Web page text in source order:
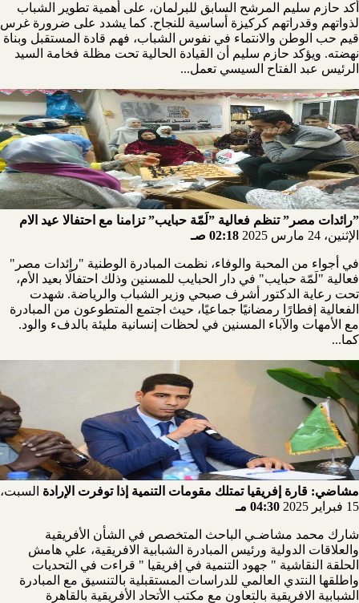
أكد حازم سليم المرشح السابق للبرلمان، على أهمية تطوير الشباب
لذواتهم وقدراتهم كركيزة أساسية للنجاح. كما يشدد على ضرورة غرس
قيم حب الوطن والانتماء في نفوس الشباب، فهم قادة المستقبل وبناة
نهضته. ويؤكد حازم سليم أن القيادة الحالية تحت مظلة فخامة السيد
الرئيس عبد الفتاح السيسي تعمل...
”رائدات مصر” تنظم فعالية ”لَمّة حبايب” تزامنا مع احتفالا عيد الام
الإثنين، 24 مارس 2025
02:18 صـ
في أجواء من المحبة والوفاء، نظمت المبادرة الوطنية "رائدات مصر"
فعالية "لَمّة حبايب" في دار الحبايب للمسنين وذلك احتفالًا بعيد الأم،
تحت رعاية الدكتور أشرف صبحي وزير الشباب والرياضة. شهدت
الفعالية إفطارًا رمضانيًا جماعيًا، حيث اجتمع المتطوعون من المبادرة
مع الأمهات والآباء المسنين في لحظات إنسانية مليئة بالدفء والود.
كما...
مشاضي: قارة إفريقيا تمتلك مقومات التنمية إذا توفرت الإرادة السبت،
15 فبراير 2025
04:30 مـ
شارك محمد مشاضـي الباحث المتخصص في الشأن الأفريقية
والعلاقات الدولية ورئيس المبادرة الشبابية الافريقية، علي هامش
الحلقة النقاشية " جهود التنمية في إفريقيا " قراءت في التحديات
واطلقها النتدي العالمي للدراسات المستقبلية بالتنسيق مع المبادرة
الشبابية الافريقية بالتعاون مع مكتب الأتحاد الأفريقية بالقاهرة